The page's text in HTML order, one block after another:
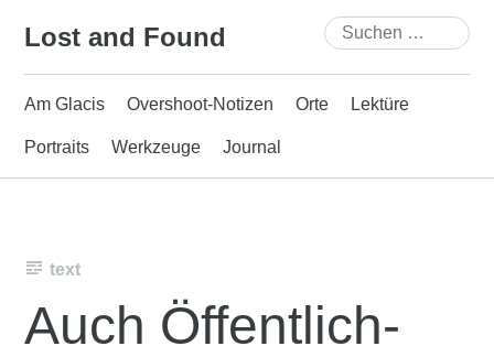
Lost and Found
Suchen
nach:
Am Glacis Overshoot-Notizen Orte Lektüre
Portraits Werkzeuge Journal
text
Auch Öffentlich-